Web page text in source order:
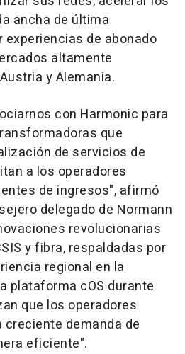
ancha de última
de abonado
altamente
Austria y Alemania.
con Harmonic para
que
de servicios de
a los operadores
de ingresos", afirmó
delegado de Normann
revolucionarias
y fibra, respaldadas por
regional en la
plataforma cOS durante
que los operadores
demanda de
eficiente".